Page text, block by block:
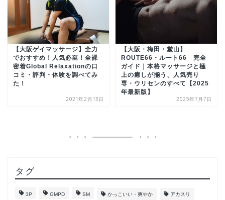
【大阪ゲイマッサージ】全力
でおすすめ！人気必至！全裸
密着Global Relaxationの口
コミ・評判・体験を調べてみ
た！
2021年2月13日
【大阪・梅田・堂山】
ROUTE66・ルート66 完全
ガイド｜本格マッサージと極
上の癒しが揃う、人気売り
専・ウリセンのすべて【2025
年最新版】
2025年7月7日
タグ
3P GMPD SM かっこいい・爽やか アカスリ